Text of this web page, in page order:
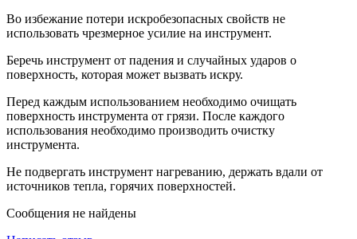
Во избежание потери искробезопасных свойств не
использовать чрезмерное усилие на инструмент.
Беречь инструмент от падения и случайных ударов о
поверхность, которая может вызвать искру.
Перед каждым использованием необходимо очищать
поверхность инструмента от грязи. После каждого
использования необходимо производить очистку
инструмента.
Не подвергать инструмент нагреванию, держать вдали от
источников тепла, горячих поверхностей.
Сообщения не найдены